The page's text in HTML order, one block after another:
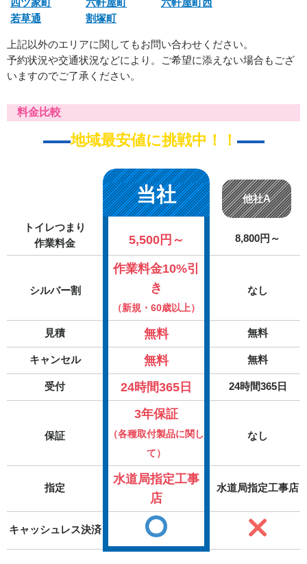
四ツ家町
六軒屋町
六軒屋町西
若草通
割塚町
上記以外のエリアに関してもお問い合わせください。
予約状況や交通状況などにより。ご希望に添えない場合もござ
いますのでご了承ください。
料金比較
地域最安値に挑戦中！！
当社 他社A
トイレつまり
作業料金
5,500円～ 8,800円～
シルバー割
作業料金10%引
き
（新規・60歳以上）
なし
見積 無料 無料
キャンセル 無料 無料
受付 24時間365日 24時間365日
保証
3年保証
（各種取付製品に関し
て）
なし
指定
水道局指定工事
店
水道局指定工事店
キャッシュレス決済